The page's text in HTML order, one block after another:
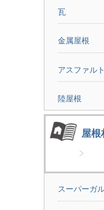
瓦
金属屋根
アスファル
陸屋根
屋根
スーパーガ